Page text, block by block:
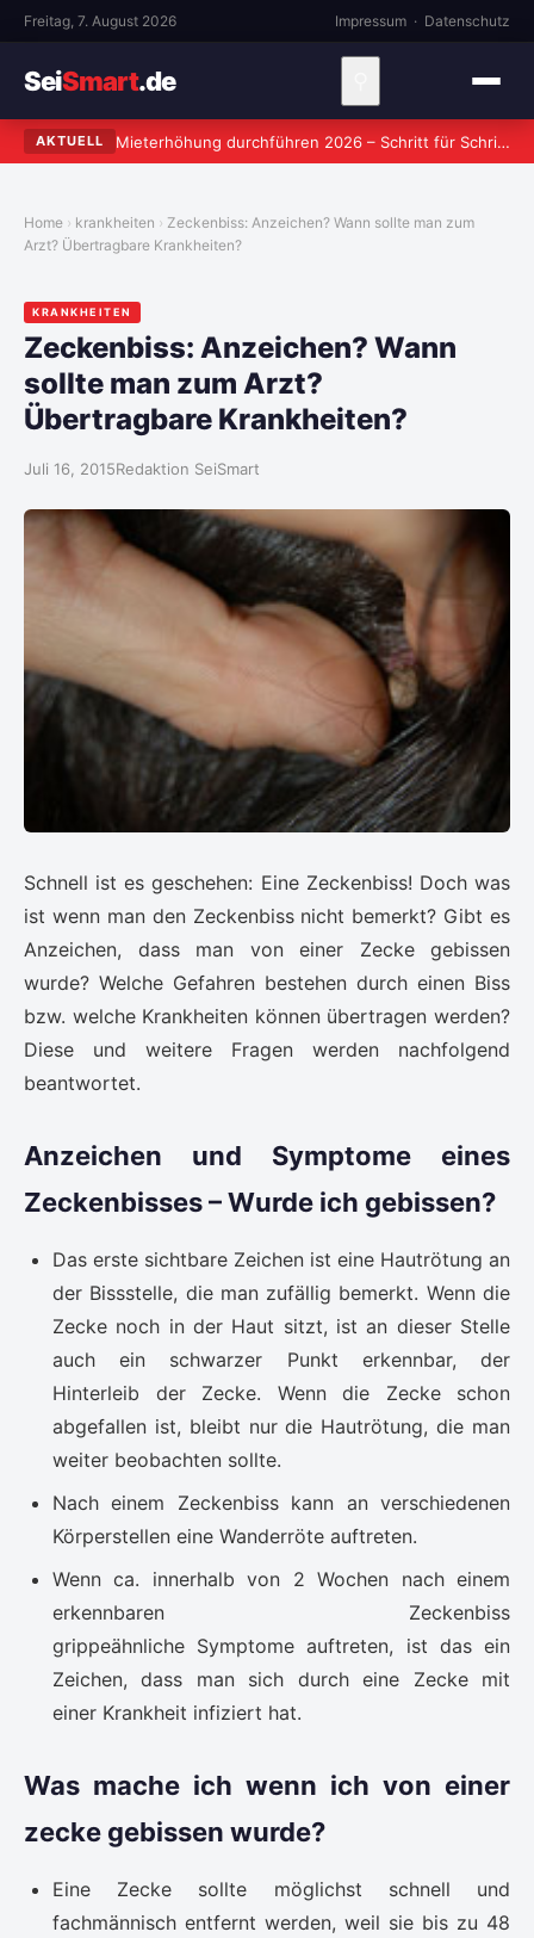
Freitag, 7. August 2026 Impressum · Datenschutz
SeiSmart.de
AKTUELL Mieterhöhung durchführen 2026 – Schritt für Schritt zum rechtssicheren Verlangen
Home krankheiten
Zeckenbiss: Anzeichen? Wann sollte man zum
Arzt? Übertragbare Krankheiten?
KRANKHEITEN
Zeckenbiss: Anzeichen? Wann
sollte man zum Arzt?
Übertragbare Krankheiten?
Juli 16, 2015Redaktion SeiSmart
Schnell ist es geschehen: Eine Zeckenbiss! Doch was
ist wenn man den Zeckenbiss nicht bemerkt? Gibt es
Anzeichen, dass man von einer Zecke gebissen
wurde? Welche Gefahren bestehen durch einen Biss
bzw. welche Krankheiten können übertragen werden?
Diese und weitere Fragen werden nachfolgend
beantwortet.
Anzeichen und Symptome eines
Zeckenbisses – Wurde ich gebissen?
Das erste sichtbare Zeichen ist eine Hautrötung an
der Bissstelle, die man zufällig bemerkt. Wenn die
Zecke noch in der Haut sitzt, ist an dieser Stelle
auch ein schwarzer Punkt erkennbar, der
Hinterleib der Zecke. Wenn die Zecke schon
abgefallen ist, bleibt nur die Hautrötung, die man
weiter beobachten sollte.
Nach einem Zeckenbiss kann an verschiedenen
Körperstellen eine Wanderröte auftreten.
Wenn ca. innerhalb von 2 Wochen nach einem
erkennbaren Zeckenbiss
grippeähnliche Symptome auftreten, ist das ein
Zeichen, dass man sich durch eine Zecke mit
einer Krankheit infiziert hat.
Was mache ich wenn ich von einer
zecke gebissen wurde?
Eine Zecke sollte möglichst schnell und
fachmännisch entfernt werden, weil sie bis zu 48